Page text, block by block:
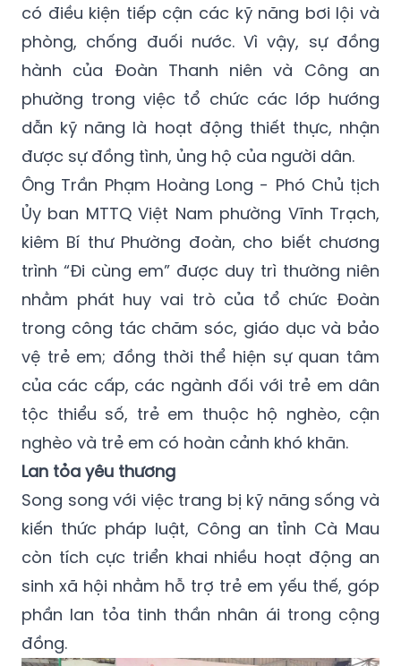
có điều kiện tiếp cận các kỹ năng bơi lội và
phòng, chống đuối nước. Vì vậy, sự đồng
hành của Đoàn Thanh niên và Công an
phường trong việc tổ chức các lớp hướng
dẫn kỹ năng là hoạt động thiết thực, nhận
được sự đồng tình, ủng hộ của người dân.
Ông Trần Phạm Hoàng Long - Phó Chủ tịch
Ủy ban MTTQ Việt Nam phường Vĩnh Trạch,
kiêm Bí thư Phường đoàn, cho biết chương
trình “Đi cùng em” được duy trì thường niên
nhằm phát huy vai trò của tổ chức Đoàn
trong công tác chăm sóc, giáo dục và bảo
vệ trẻ em; đồng thời thể hiện sự quan tâm
của các cấp, các ngành đối với trẻ em dân
tộc thiểu số, trẻ em thuộc hộ nghèo, cận
nghèo và trẻ em có hoàn cảnh khó khăn.
Lan tỏa yêu thương
Song song với việc trang bị kỹ năng sống và
kiến thức pháp luật, Công an tỉnh Cà Mau
còn tích cực triển khai nhiều hoạt động an
sinh xã hội nhằm hỗ trợ trẻ em yếu thế, góp
phần lan tỏa tinh thần nhân ái trong cộng
đồng.